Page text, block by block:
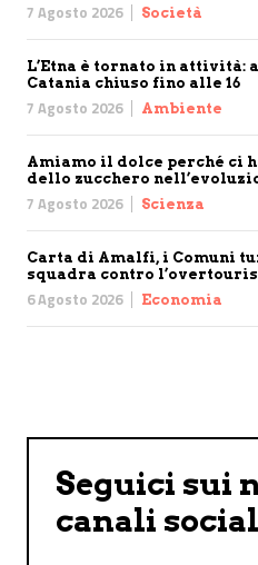
7 Agosto 2026 Società
L’Etna è tornato in attività:
Catania chiuso fino alle 16
7 Agosto 2026 Ambiente
Amiamo il dolce perché ci
dello zucchero
7 Agosto 2026 Scienza
Carta di Amalfi, i Comuni
squadra contro
6 Agosto 2026 Economia
Seguici sui
canali